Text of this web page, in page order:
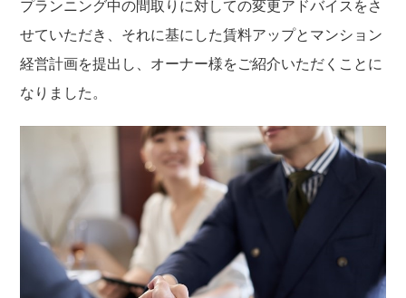
プランニング中の間取りに対しての変更アドバイスをさ
せていただき、それに基にした賃料アップとマンション
経営計画を提出し、オーナー様をご紹介いただくことに
なりました。